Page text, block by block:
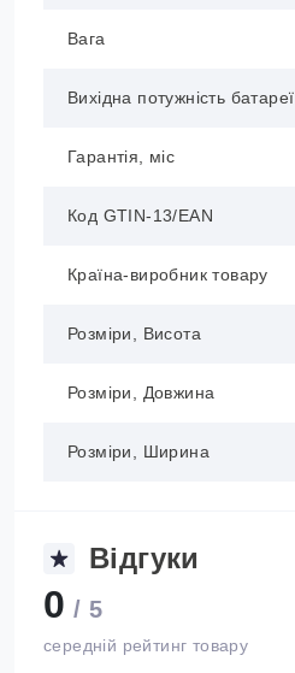
Вага
Вихідна потужність батареї
Гарантія, міс
Код GTIN-13/EAN
Країна-виробник товару
Розміри, Висота
Розміри, Довжина
Розміри, Ширина
Відгуки
0 / 5
середній рейтинг товару